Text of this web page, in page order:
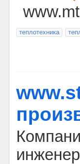
теплотехника